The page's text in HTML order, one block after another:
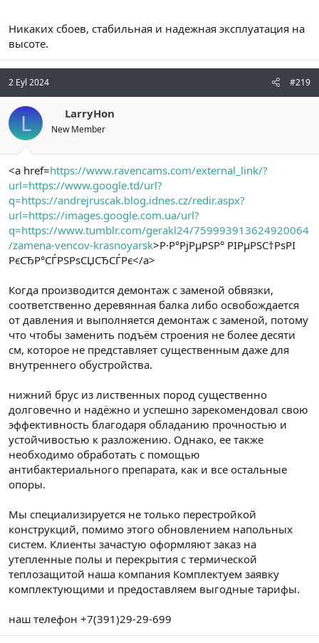
Никаких сбоев, стабильная и надежная эксплуатация на
высоте.
2 Eyl 2024 #219
L LarryHon
New Member
<a href=https://www.ravencams.com/external_link/?
url=https://www.google.td/url?
q=https://andrejruscak.blog.idnes.cz/redir.aspx?
url=https://images.google.com.ua/url?
q=https://www.tumblr.com/gerakl24/759993913624920064
/zamena-vencov-krasnoyarsk>Р·Р°РјРµРЅР° РІРµРЅС†РѕРІ
РєСЂР°СЃРЅРѕСЏСЂСЃРє</a>
Когда производится демонтаж с заменой обвязки,
соответственно деревянная балка либо освобождается
от давления и выполняется демонтаж с заменой, потому
что чтобы заменить подъём строения не более десяти
см, которое не представляет существенным даже для
внутреннего обустройства.
нижний брус из лиственных пород существенно
долговечно и надёжно и успешно зарекомендовал свою
эффективность благодаря обладанию прочностью и
устойчивостью к разложению. Однако, ее также
необходимо обработать с помощью
антибактериального препарата, как и все остальные
опоры.
Мы специализируется не только перестройкой
конструкций, помимо этого обновлением напольных
систем. Клиенты зачастую оформляют заказ на
утепленные полы и перекрытия с термической
теплозащитой наша компания Комплектуем заявку
комплектующими и предоставляем выгодные тарифы.
наш телефон +7(391)29-29-699